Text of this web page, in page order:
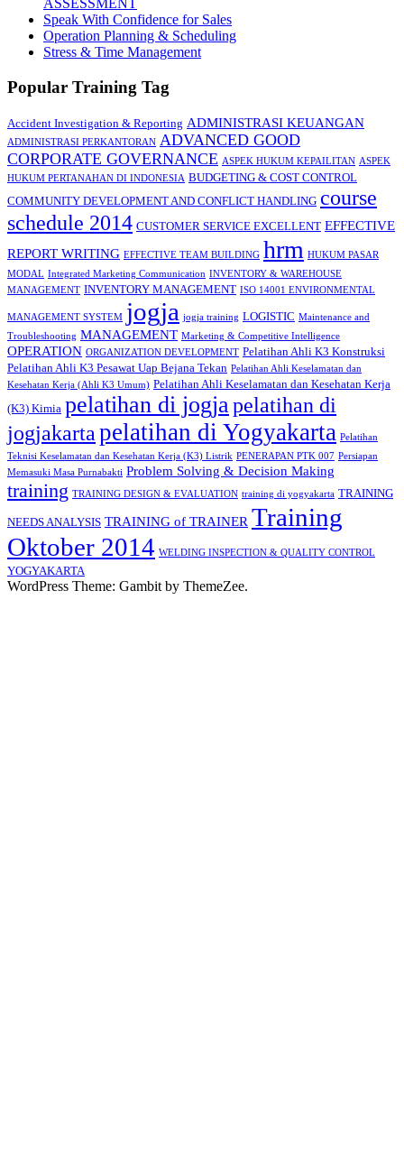
ASSESSMENT
Speak With Confidence for Sales
Operation Planning & Scheduling
Stress & Time Management
Popular Training Tag
Accident Investigation & Reporting ADMINISTRASI KEUANGAN
ADMINISTRASI PERKANTORAN ADVANCED GOOD
CORPORATE GOVERNANCE ASPEK HUKUM KEPAILITAN ASPEK
HUKUM PERTANAHAN DI INDONESIA BUDGETING & COST CONTROL
COMMUNITY DEVELOPMENT AND CONFLICT HANDLING course
schedule 2014 CUSTOMER SERVICE EXCELLENT EFFECTIVE
REPORT WRITING EFFECTIVE TEAM BUILDING hrm HUKUM PASAR
MODAL Integrated Marketing Communication INVENTORY & WAREHOUSE
MANAGEMENT INVENTORY MANAGEMENT ISO 14001 ENVIRONMENTAL
MANAGEMENT SYSTEM jogja jogja training LOGISTIC Maintenance and
Troubleshooting MANAGEMENT Marketing & Competitive Intelligence
OPERATION ORGANIZATION DEVELOPMENT Pelatihan Ahli K3 Konstruksi
Pelatihan Ahli K3 Pesawat Uap Bejana Tekan Pelatihan Ahli Keselamatan dan
Kesehatan Kerja (Ahli K3 Umum) Pelatihan Ahli Keselamatan dan Kesehatan Kerja
(K3) Kimia pelatihan di jogjapelatihan di
jogjakarta pelatihan di Yogyakarta Pelatihan
Teknisi Keselamatan dan Kesehatan Kerja (K3) Listrik PENERAPAN PTK 007 Persiapan
Memasuki Masa Purnabakti Problem Solving & Decision Making
training TRAINING DESIGN & EVALUATION training di yogyakarta TRAINING
NEEDS ANALYSIS TRAINING of TRAINER Training
Oktober 2014 WELDING INSPECTION & QUALITY CONTROL
YOGYAKARTA
WordPress Theme: Gambit by ThemeZee.